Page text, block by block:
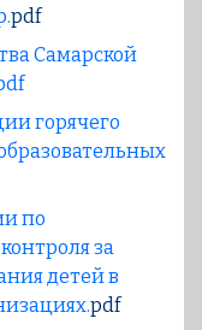
pdf
Самарской
горячего
по
за
детей в
pdf